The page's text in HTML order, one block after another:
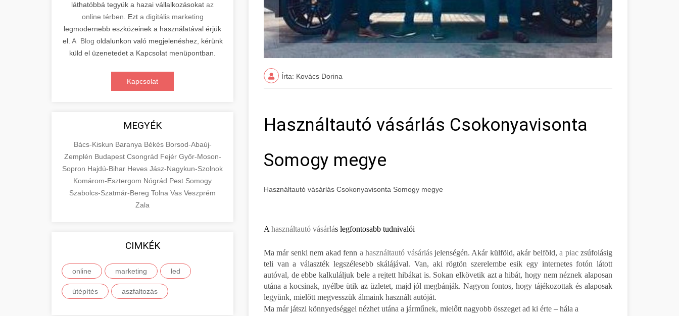
láthatóbbá tegyük a hazai vállalkozásokat az
online térben . Ezt a digitális marketing
legmodernebb eszközeinek a használatával érjük
el. A Blog oldalunkon való megjelenéshez, kérünk
küld el üzenetedet a Kapcsolat menüpontban.
Kapcsolat
MEGYÉK
Bács-Kiskun Baranya Békés Borsod-Abaúj-
Zemplén Budapest Csongrád Fejér Győr-Moson-
Sopron Hajdú-Bihar Heves Jász-Nagykun-Szolnok
Komárom-Esztergom Nógrád Pest Somogy
Szabolcs-Szatmár-Bereg Tolna Vas Veszprém
Zala
CIMKÉK
online marketing led
útépítés aszfaltozás
Írta: Kovács Dorina
Használtautó vásárlás Csokonyavisonta
Somogy megye
Használtautó vásárlás Csokonyavisonta Somogy megye
A használtautó vásárlás legfontosabb tudnivalói
Ma már senki nem akad fenn a használtautó vásárlás jelenségén. Akár külföld, akár belföld,a piaczsúfolásig
teli van a választék legszélesebb skálájával. Van, aki rögtön szerelembe esik egy internetes fotón látott
autóval, de ebbe kalkuláljuk bele a rejtett hibákat is. Sokan elkövetik azt a hibát, hogy nem néznek alaposan
utána a kocsinak, nyélbe ütik az üzletet, majd jól megbánják. Nagyon fontos, hogy tájékozottak és alaposak
legyünk, mielőtt megvesszük álmaink használt autóját.
Ma már játszi könnyedséggel nézhet utána a járműnek, mielőtt nagyobb összeget ad ki érte – hála a